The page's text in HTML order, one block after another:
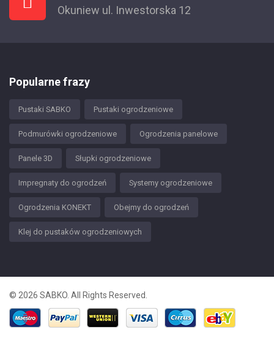
Okuniew ul. Inwestorska 12
Popularne frazy
Pustaki SABKO Pustaki ogrodzeniowe
Podmurówki ogrodzeniowe Ogrodzenia panelowe
Panele 3D Słupki ogrodzeniowe
Impregnaty do ogrodzeń Systemy ogrodzeniowe
Ogrodzenia KONEKT Obejmy do ogrodzeń
Klej do pustaków ogrodzeniowych
© 2026 SABKO. All Rights Reserved.